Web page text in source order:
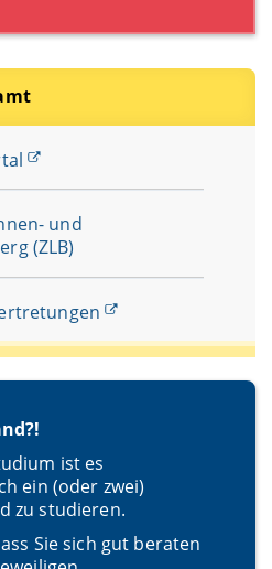
und
(ZLB)
ist es
ein (oder zwei)
zu studieren.
Sie sich gut beraten